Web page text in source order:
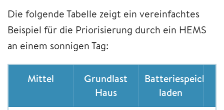
Die folgende Tabelle zeigt ein vereinfachtes
Beispiel für die Priorisierung durch ein HEMS
an einem sonnigen Tag:
Mittel
Grundlast
Haus
Batteriespeicher
laden